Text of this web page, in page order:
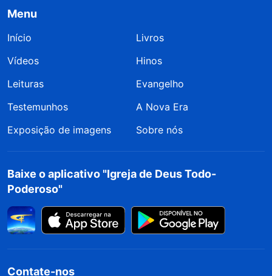
Menu
Início
Livros
Vídeos
Hinos
Leituras
Evangelho
Testemunhos
A Nova Era
Exposição de imagens
Sobre nós
Baixe o aplicativo "Igreja de Deus Todo-
Poderoso"
Contate-nos